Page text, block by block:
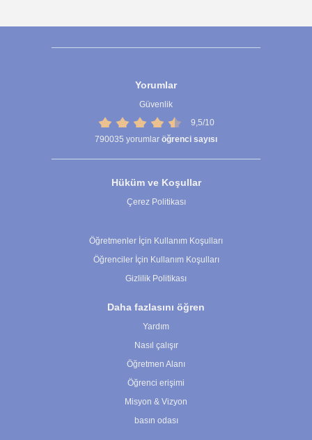
Yorumlar
Güvenlik
9,5/10
790035 yorumlar öğrenci sayısı
Hüküm ve Koşullar
Çerez Politikası
Öğretmenler İçin Kullanım Koşulları
Öğrenciler İçin Kullanım Koşulları
Gizlilik Politikası
Daha fazlasını öğren
Yardım
Nasıl çalışır
Öğretmen Alanı
Öğrenci erişimi
Misyon & Vizyon
basın odası